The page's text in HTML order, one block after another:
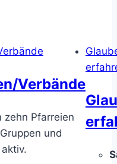
Verbände
zehn Pfarreien
und